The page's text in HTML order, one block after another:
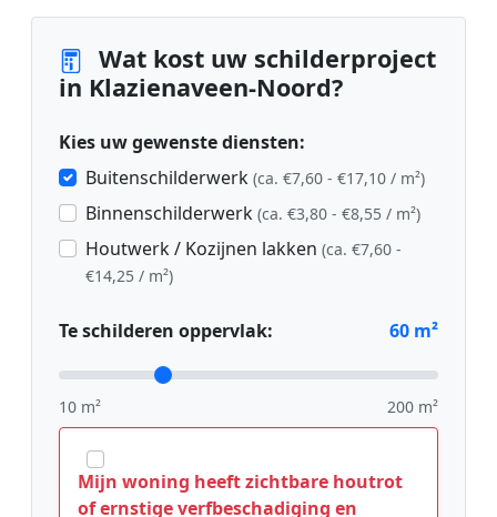
Wat kost uw schilderproject
in Klazienaveen-Noord?
Kies uw gewenste diensten:
Buitenschilderwerk (ca. €7,60 - €17,10 / m²)
Binnenschilderwerk (ca. €3,80 - €8,55 / m²)
Houtwerk / Kozijnen lakken (ca. €7,60 -
€14,25 / m²)
Te schilderen oppervlak: 60 m²
10 m² 200 m²
Mijn woning heeft zichtbare houtrot
of ernstige verfbeschadiging en